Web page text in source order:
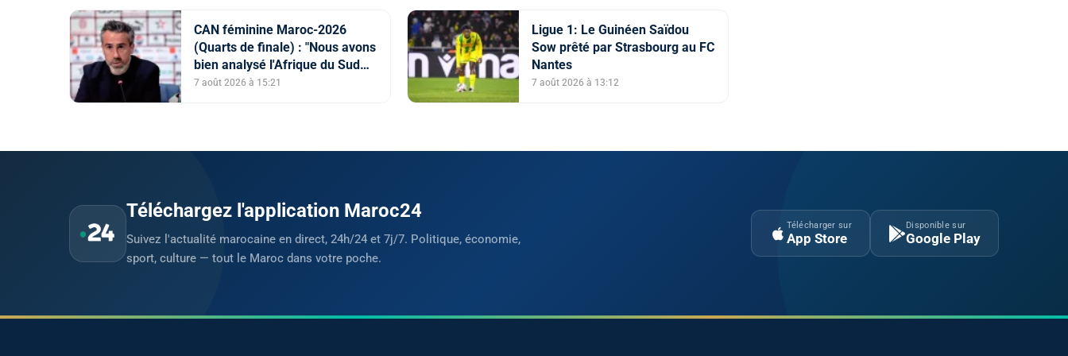
CAN féminine Maroc-2026
(Quarts de finale) : "Nous avons
bien analysé l'Afrique du Sud
pour aller chercher la victoire"
7 août 2026 à 15:21
Ligue 1: Le Guinéen Saïdou
Sow prêté par Strasbourg au FC
Nantes
7 août 2026 à 13:12
Téléchargez l'application Maroc24
Suivez l'actualité marocaine en direct, 24h/24 et 7j/7. Politique, économie,
sport, culture — tout le Maroc dans votre poche.
Télécharger sur
App Store
Disponible sur
Google Play